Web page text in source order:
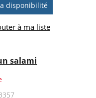
disponibilité
à ma liste
salami